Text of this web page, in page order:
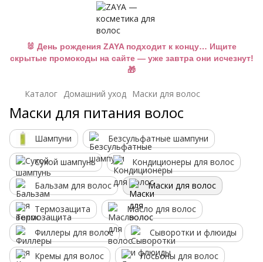
🐰 День рождения ZAYA подходит к концу… Ищите
скрытые промокоды на сайте — уже завтра они исчезнут!
🎁
Каталог Домашний уход Маски для волос
Маски для питания волос
Шампуни Безсульфатные шампуни
Сухой шампунь Кондиционеры для волос
Бальзам для волос Маски для волос
Термозащита Масло для волос
Филлеры для волос Сыворотки и флюиды
Кремы для волос Лосьоны для волос